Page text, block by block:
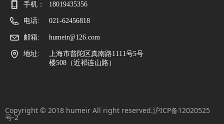
Copyright © 2018 humeir All right reserved.沪ICP备12020525
号-2
手机： 18019435356
电话: 021-62456818
邮箱: humeir@126.com
地址:
上海市普陀区真南路1111号5号
楼508（近祁连山路）